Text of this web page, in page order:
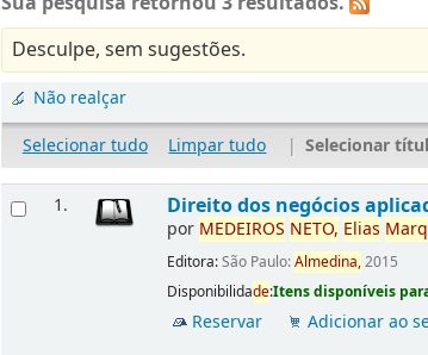
Desculpe, sem sugestões.
Não realçar
Selecionar tudo
Limpar tudo | Selecionar
1. Direito dos negócios
por MEDEIROS NETO, Elias
Editora:São Paulo:Almedina,2015
Disponibilidade:Itens disponíveis
Reservar Adicionar ao